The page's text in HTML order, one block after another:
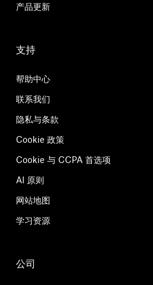
产品更新
支持
帮助中心
联系我们
隐私与条款
Cookie 政策
Cookie 与 CCPA 首选项
AI 原则
网站地图
学习资源
公司